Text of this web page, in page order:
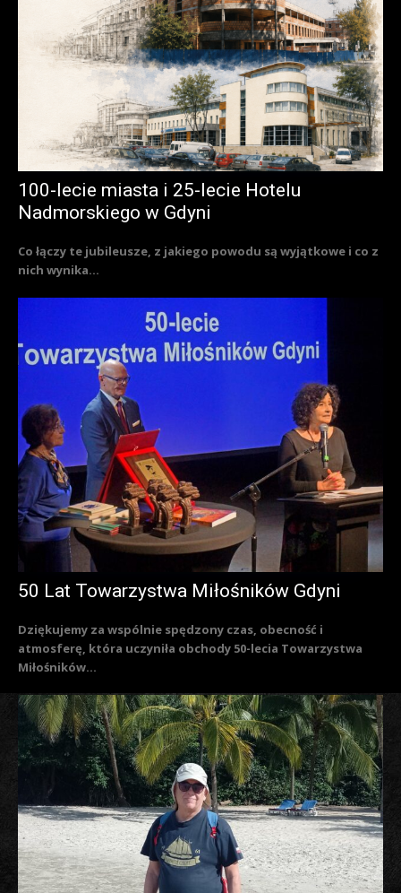
100-lecie miasta i 25-lecie Hotelu
Nadmorskiego w Gdyni
Co łączy te jubileusze, z jakiego powodu są wyjątkowe i co z
nich wynika...
50 Lat Towarzystwa Miłośników Gdyni
Dziękujemy za wspólnie spędzony czas, obecność i
atmosferę, która uczyniła obchody 50-lecia Towarzystwa
Miłośników...